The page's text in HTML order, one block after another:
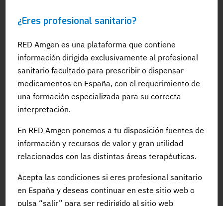
¿Eres profesional sanitario?
RED Amgen es una plataforma que contiene
información dirigida exclusivamente al profesional
sanitario facultado para prescribir o dispensar
medicamentos en España, con el requerimiento de
una formación especializada para su correcta
interpretación.
En RED Amgen ponemos a tu disposición fuentes de
información y recursos de valor y gran utilidad
relacionados con las distintas áreas terapéuticas.
Acepta las condiciones si eres profesional sanitario
en España y deseas continuar en este sitio web o
pulsa “salir” para ser redirigido al sitio web
PONENCIA
Presentación de Cardiotips
#PracticaClinica
#Cardiovascular
#ControlDelRiesgoCV
#Colesterol
#Cardiopatia
#EnfermedadCardiovascularAterosclerotica